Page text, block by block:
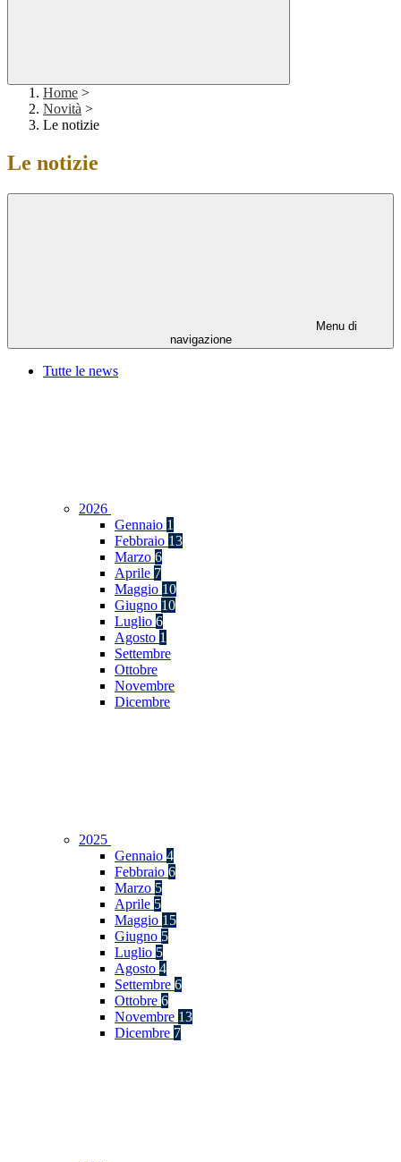
Home >
Novità >
Le notizie
Le notizie
Menu di
navigazione
Tutte le news
2026
Gennaio 1
Febbraio 13
Marzo 6
Aprile 7
Maggio 10
Giugno 10
Luglio 6
Agosto 1
Settembre
Ottobre
Novembre
Dicembre
2025
Gennaio 4
Febbraio 6
Marzo 5
Aprile 5
Maggio 15
Giugno 5
Luglio 5
Agosto 4
Settembre 6
Ottobre 6
Novembre 13
Dicembre 7